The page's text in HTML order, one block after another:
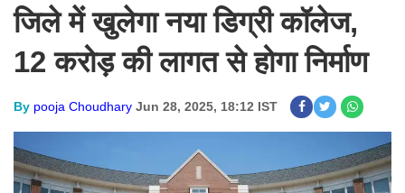
जिले में खुलेगा नया डिग्री कॉलेज,
12 करोड़ की लागत से होगा निर्माण
By pooja Choudhary Jun 28, 2025, 18:12 IST